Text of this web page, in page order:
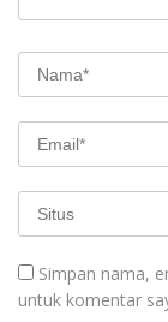
Simpan nama,
untuk komentar